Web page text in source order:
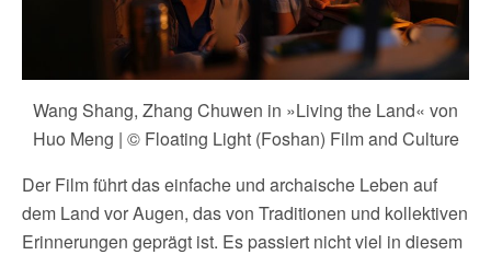
Wang Shang, Zhang Chuwen in »Living the Land« von
Huo Meng | © Floating Light (Foshan) Film and Culture
Der Film führt das einfache und archaische Leben auf
dem Land vor Augen, das von Traditionen und kollektiven
Erinnerungen geprägt ist. Es passiert nicht viel in diesem